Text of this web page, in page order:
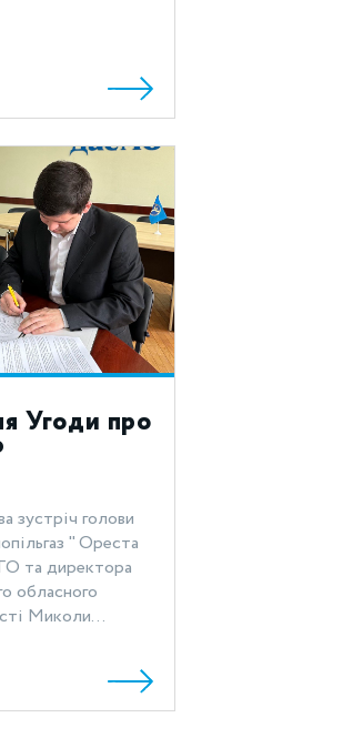
Угоди про
зустріч голови
" Ореста
та директора
обласного
Миколи...